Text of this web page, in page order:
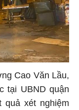
Cao Văn Lầu,
tại UBND quận
xét nghiệm